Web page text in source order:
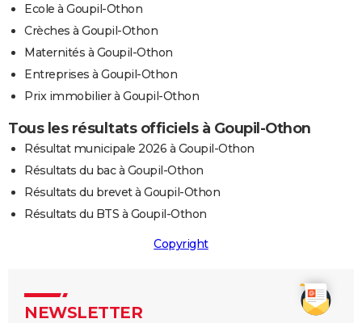
Ecole à Goupil-Othon
Crèches à Goupil-Othon
Maternités à Goupil-Othon
Entreprises à Goupil-Othon
Prix immobilier à Goupil-Othon
Tous les résultats officiels à Goupil-Othon
Résultat municipale 2026 à Goupil-Othon
Résultats du bac à Goupil-Othon
Résultats du brevet à Goupil-Othon
Résultats du BTS à Goupil-Othon
Copyright
NEWSLETTER